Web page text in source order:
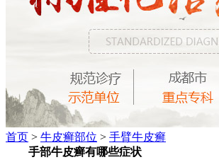
首页 > 牛皮癣部位 > 手臂牛皮癣
手部牛皮癣有哪些症状